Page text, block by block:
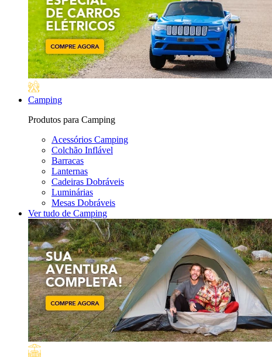
Camping
Produtos para Camping
Acessórios Camping
Colchão Inflável
Barracas
Lanternas
Cadeiras Dobráveis
Luminárias
Mesas Dobráveis
Ver tudo de Camping